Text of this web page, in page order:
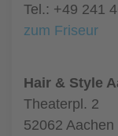
Tel.: +49 241
zum Friseur
Hair & Style
Theaterpl. 2
52062 Aachen